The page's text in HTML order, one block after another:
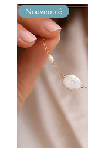
Nouveauté